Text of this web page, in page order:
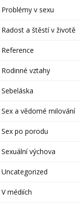
Problémy v sexu
Radost a štěstí v životě
Reference
Rodinné vztahy
Sebeláska
Sex a vědomé milování
Sex po porodu
Sexuální výchova
Uncategorized
V médiích